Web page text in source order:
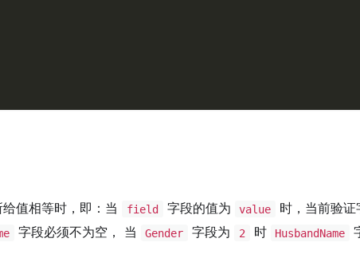
值相等时，即：当 field 字段的值为 value 时，当前验
字段必须不为空， 当 Gender 字段为 2 时 HusbandName